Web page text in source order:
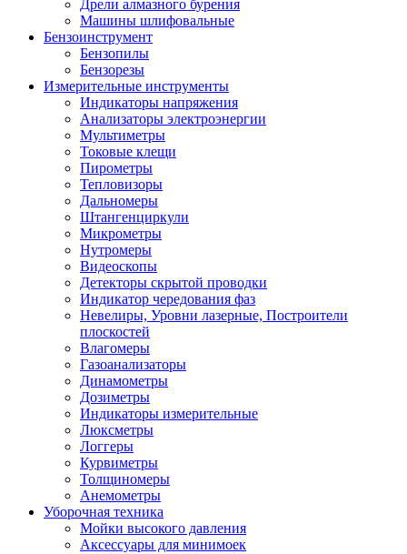
Дрели алмазного бурения
Машины шлифовальные
Бензоинструмент
Бензопилы
Бензорезы
Измерительные инструменты
Индикаторы напряжения
Анализаторы электроэнергии
Мультиметры
Токовые клещи
Пирометры
Тепловизоры
Дальномеры
Штангенциркули
Микрометры
Нутромеры
Видеоскопы
Детекторы скрытой проводки
Индикатор чередования фаз
Невелиры, Уровни лазерные, Построители
плоскостей
Влагомеры
Газоанализаторы
Динамометры
Дозиметры
Индикаторы измерительные
Люксметры
Логгеры
Курвиметры
Толщиномеры
Анемометры
Уборочная техника
Мойки высокого давления
Аксессуары для минимоек